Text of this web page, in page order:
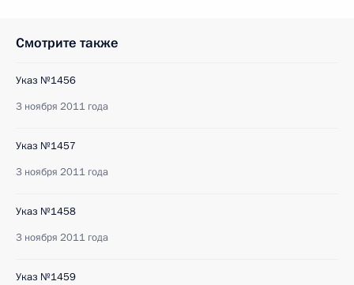
Смотрите также
Указ №1456
3 ноября 2011 года
Указ №1457
3 ноября 2011 года
Указ №1458
3 ноября 2011 года
Указ №1459